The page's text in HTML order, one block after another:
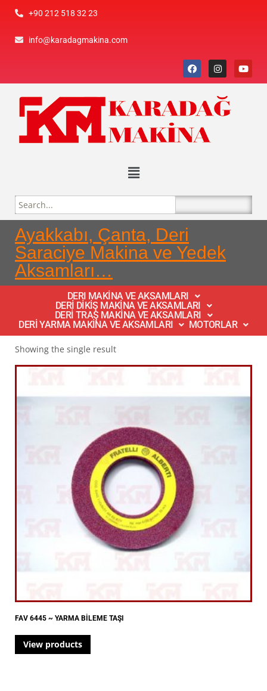
+90 212 518 32 23
info@karadagmakina.com
Ayakkabı, Çanta, Deri
Saraciye Makina ve Yedek
Aksamları…
DERI MAKİNA VE AKSAMLARI
DERİ DİKİŞ MAKİNA VE AKSAMLARI
DERİ TRAŞ MAKİNA VE AKSAMLARI
DERİ YARMA MAKİNA VE AKSAMLARI
MOTORLAR
Showing the single result
FAV 6445 ~ YARMA BİLEME TAŞI
View products